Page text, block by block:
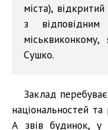
міста),
з
Сушко.
Заклад
національностей та
А звів будинок, у